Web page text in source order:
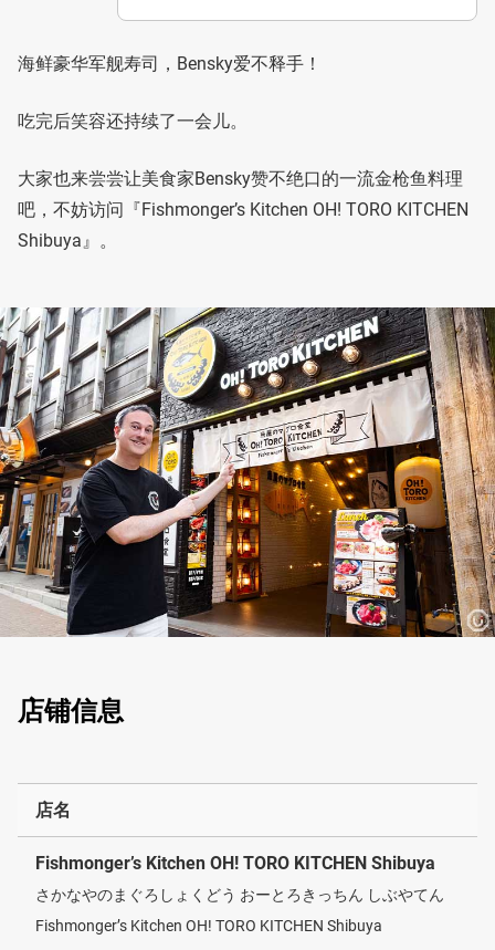
海鲜豪华军舰寿司，Bensky爱不释手！
吃完后笑容还持续了一会儿。
大家也来尝尝让美食家Bensky赞不绝口的一流金枪鱼料理
吧，不妨访问『Fishmonger’s Kitchen OH! TORO KITCHEN
Shibuya』。
店铺信息
店名
Fishmonger’s Kitchen OH! TORO KITCHEN Shibuya
さかなやのまぐろしょくどう おーとろきっちん しぶやてん
Fishmonger’s Kitchen OH! TORO KITCHEN Shibuya